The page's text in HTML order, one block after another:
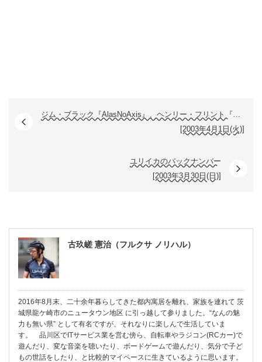
ジム・ブラック『AlasNoAxis』、ヘンリー・フリント『C Tune』
[2003年4月1日(火)]
ユリイカのバックナンバー
[2003年3月30日(日)]
古玖嵯 憲治（フルクサ ノリハル）
2016年8月末、二十余年暮らしてきた都内寓居を離れ、家族を連れて 茨
城県龍ケ崎市のニュータウン地区 に引っ越して参りました。“なんの魅
力も無い県” として有名ですが、それなりに楽しんで生活していま
す。 品川区でITサービス業を営む傍ら、自転車やラジコン(RCカー)で
遊んだり、変な音楽を聴いたり、ボードゲームで遊んだり、気分で子ど
もの世話をしたり、と比較的マイペースに生きているように思います。